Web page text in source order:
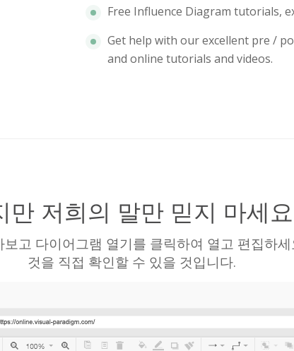
Free Influence Diagram tutorials,
Get help with our excellent pre /
and online tutorials and videos.
만 저희의 말만 믿지 마세
고 다이어그램 열기를 클릭하여 열고 편집하
것을 직접 확인할 수 있을 것입니다.